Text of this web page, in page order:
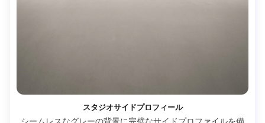
スタジオサイドプロフィール